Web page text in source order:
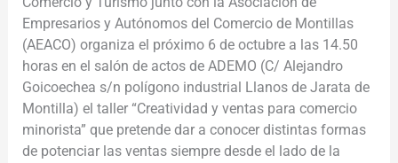
Empresarios y Autónomos del Comercio de Montillas
(AEACO) organiza el próximo 6 de octubre a las 14.50
horas en el salón de actos de ADEMO (C/ Alejandro
Goicoechea s/n polígono industrial Llanos de Jarata de
Montilla) el taller “Creatividad y ventas para comercio
minorista” que pretende dar a conocer distintas formas
de potenciar las ventas siempre desde el lado de la